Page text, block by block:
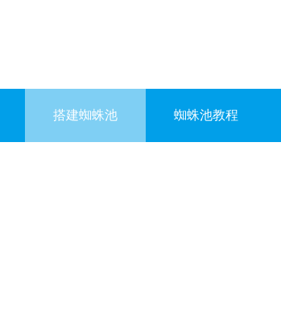
搭建蜘蛛池 蜘蛛池教程